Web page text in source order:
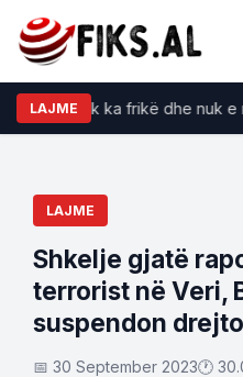
LAJME
Kurti, nuk ka frikë dhe nuk e
LAJME
Shkelje gjatë
terrorist në Veri,
suspendon
📅 30 September 2023🕐